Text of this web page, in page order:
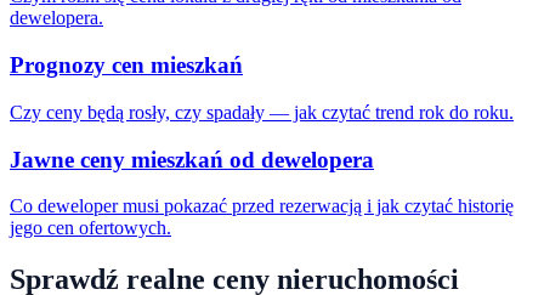
dewelopera.
Prognozy cen mieszkań
Czy ceny będą rosły, czy spadały — jak czytać trend rok do roku.
Jawne ceny mieszkań od dewelopera
Co deweloper musi pokazać przed rezerwacją i jak czytać historię
jego cen ofertowych.
Sprawdź realne ceny nieruchomości